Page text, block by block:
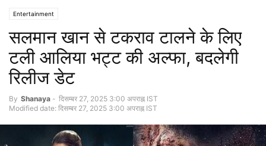
Entertainment
सलमान खान से टकराव टालने के लिए
टली आलिया भट्ट की अल्फा, बदलेगी
रिलीज डेट
By Shanaya - दिसम्बर 27, 2025 3:00 अपराह्न IST
Modified date: दिसम्बर 27, 2025 3:00 अपराह्न IST